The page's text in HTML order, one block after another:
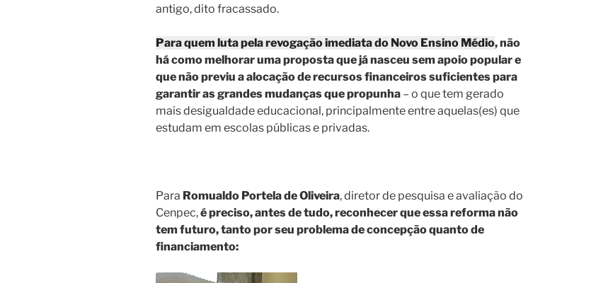
antigo, dito fracassado.
Para quem luta pela revogação imediata do Novo Ensino Médio, não
há como melhorar uma proposta que já nasceu sem apoio popular e
que não previu a alocação de recursos financeiros suficientes para
garantir as grandes mudanças que propunha – o que tem gerado
mais desigualdade educacional, principalmente entre aquelas(es) que
estudam em escolas públicas e privadas.
Para Romualdo Portela de Oliveira, diretor de pesquisa e avaliação do
Cenpec,é preciso, antes de tudo, reconhecer que essa reforma não
tem futuro, tanto por seu problema de concepção quanto de
financiamento: